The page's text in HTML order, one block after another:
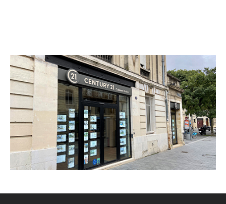
CENTURY 21 Cabinet Rollin
32 cours Evrard de Fayolle
BORDEAUX - 33000
Envoyer un message
Téléphoner à l'agence